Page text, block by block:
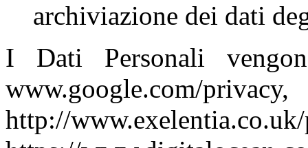
archiviazione dei dati
I Dati Personali
http://